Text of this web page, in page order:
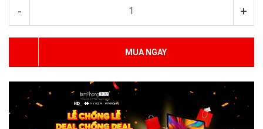
- +
MUA NGAY